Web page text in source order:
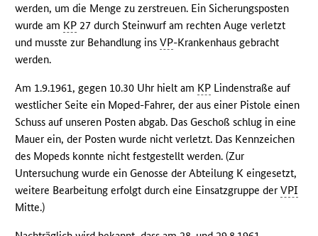
werden, um die Menge zu zerstreuen. Ein Sicherungsposten
wurde am KP 27 durch Steinwurf am rechten Auge verletzt
und musste zur Behandlung insVP-Krankenhaus gebracht
werden.
Am 1.9.1961, gegen 10.30 Uhr hielt am KP Lindenstraße auf
westlicher Seite ein Moped-Fahrer, der aus einer Pistole einen
Schuss auf unseren Posten abgab. Das Geschoß schlug in eine
Mauer ein, der Posten wurde nicht verletzt. Das Kennzeichen
des Mopeds konnte nicht festgestellt werden. (Zur
Untersuchung wurde ein Genosse der Abteilung K eingesetzt,
weitere Bearbeitung erfolgt durch eine Einsatzgruppe derVPI
Mitte.)